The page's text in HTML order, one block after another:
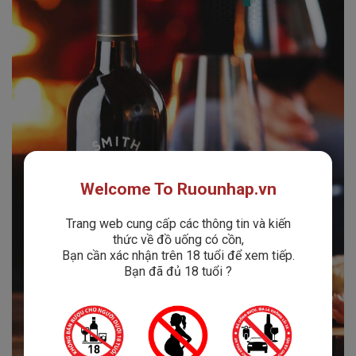
Welcome To Ruounhap.vn
Trang web cung cấp các thông tin và kiến
thức về đồ uống có cồn,
Bạn cần xác nhận trên 18 tuổi để xem tiếp.
Bạn đã đủ 18 tuổi ?